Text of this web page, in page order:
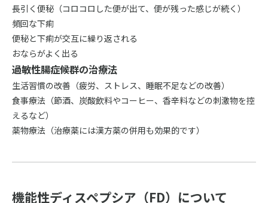
長引く便秘（コロコロした便が出て、便が残った感じが続く）
頻回な下痢
便秘と下痢が交互に繰り返される
おならがよく出る
過敏性腸症候群の治療法
生活習慣の改善（疲労、ストレス、睡眠不足などの改善）
食事療法（節酒、炭酸飲料やコーヒー、香辛料などの刺激物を控
えるなど）
薬物療法（治療薬には漢方薬の併用も効果的です）
機能性ディスペプシア（FD）について